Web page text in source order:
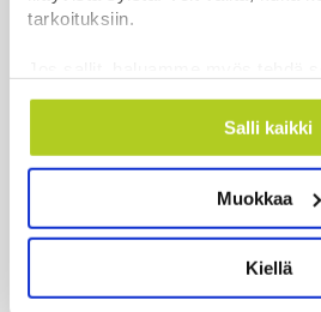
tarkoituksiin.
Kerätä tietoja
mahdollisesti muutaman
ominaispiirteitä aktiivisesti
Lue lisää siitä, miten
suostumustasi tai peruuttaa sen
evästeilmoituksessa.
Salli kaikki
Muokkaa
Kiellä
Suomen ensimmäiset
tapaukset vahvistettiin EU-